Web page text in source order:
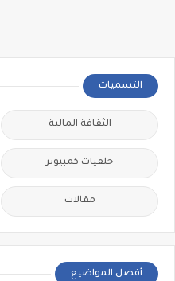
التسميات
الثقافة المالية
خلفيات كمبيوتر
مقالات
أفضل المواضيع